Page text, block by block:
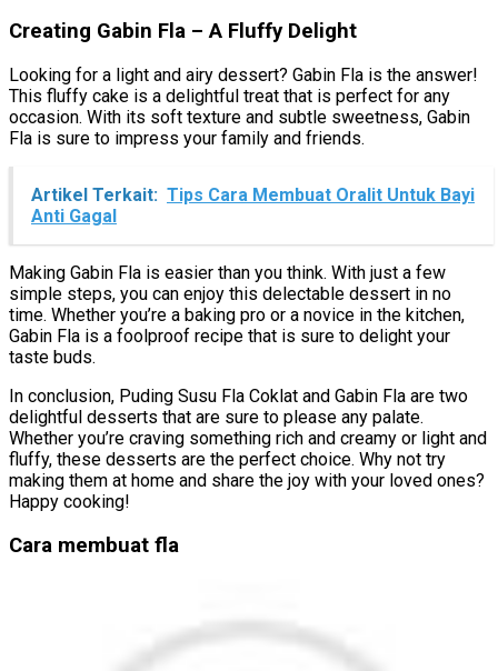
Creating Gabin Fla – A Fluffy Delight
Looking for a light and airy dessert? Gabin Fla is the answer!
This fluffy cake is a delightful treat that is perfect for any
occasion. With its soft texture and subtle sweetness, Gabin
Fla is sure to impress your family and friends.
Artikel Terkait: Tips Cara Membuat Oralit Untuk Bayi
Anti Gagal
Making Gabin Fla is easier than you think. With just a few
simple steps, you can enjoy this delectable dessert in no
time. Whether you’re a baking pro or a novice in the kitchen,
Gabin Fla is a foolproof recipe that is sure to delight your
taste buds.
In conclusion, Puding Susu Fla Coklat and Gabin Fla are two
delightful desserts that are sure to please any palate.
Whether you’re craving something rich and creamy or light and
fluffy, these desserts are the perfect choice. Why not try
making them at home and share the joy with your loved ones?
Happy cooking!
Cara membuat fla